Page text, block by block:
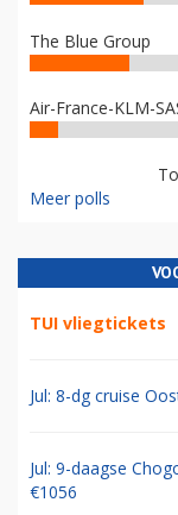
The Blue Group
Air-France-KLM-
Meer polls
TUI vliegtickets
Jul: 8-dg cruise
Jul: 9-daagse
€1056